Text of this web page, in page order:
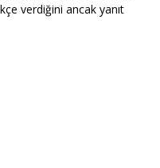
verdiğini ancak yanıt